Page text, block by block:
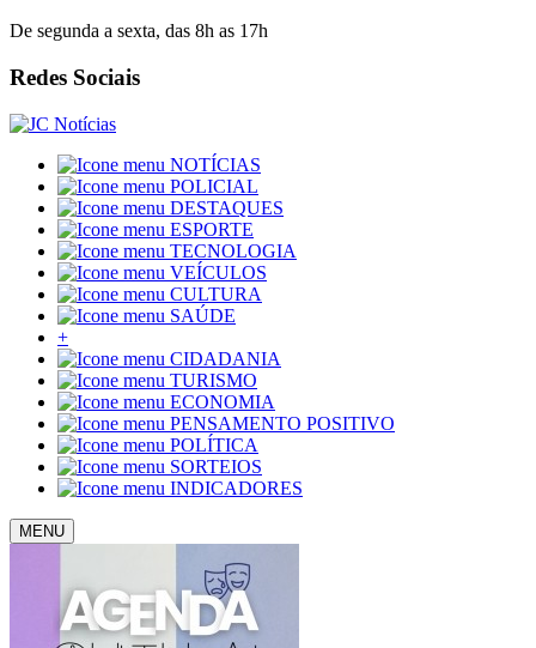
De segunda a sexta, das 8h as 17h
Redes Sociais
NOTÍCIAS
POLICIAL
DESTAQUES
ESPORTE
TECNOLOGIA
VEÍCULOS
CULTURA
SAÚDE
+
CIDADANIA
TURISMO
ECONOMIA
PENSAMENTO POSITIVO
POLÍTICA
SORTEIOS
INDICADORES
MENU